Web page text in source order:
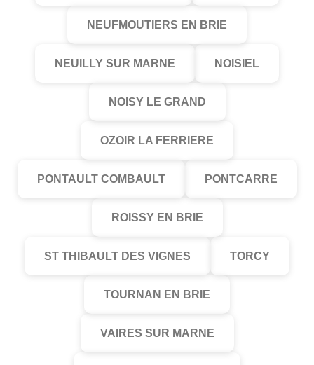
NEUFMOUTIERS EN BRIE
NEUILLY SUR MARNE NOISIEL
NOISY LE GRAND
OZOIR LA FERRIERE
PONTAULT COMBAULT PONTCARRE
ROISSY EN BRIE
ST THIBAULT DES VIGNES TORCY
TOURNAN EN BRIE
VAIRES SUR MARNE